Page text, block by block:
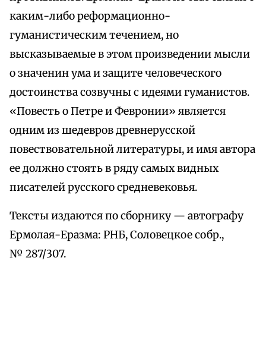
каким-либо реформационно-
гуманистическим течением, но
высказываемые в этом произведении мысли
о значенин ума и защите человеческого
достоинства созвучны с идеями гуманистов.
«Повесть о Петре и Февронии» является
одним из шедевров древнерусской
повествовательной литературы, и имя автора
ее должно стоять в ряду самых видных
писателей русского средневековья.
Тексты издаются по сборнику — автографу
Ермолая-Еразма: РНБ, Соловецкое собр.,
№ 287/307.